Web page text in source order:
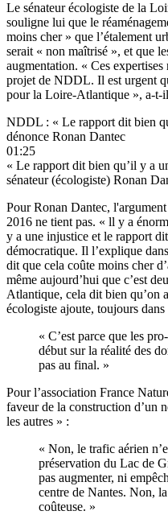
Le sénateur écologiste de la
souligne lui que le
moins cher » que l’étalement
serait « non maîtrisé », et que
augmentation. « Ces
projet de NDDL. Il est urgent
pour la Loire-Atlantique », a-t-
NDDL : « Le rapport dit bien
dénonce Ronan Dantec
01:25
« Le rapport dit bien qu’il y a
sénateur (écologiste) Ronan
Pour Ronan Dantec,
2016 ne tient pas. « ll y a
y a une injustice et le rapport
démocratique. Il l’explique
dit que cela coûte moins cher
même aujourd’hui que c’est
Atlantique, cela dit bien qu’on
écologiste ajoute, toujours dans
« C’est parce que les
début sur la réalité des
pas au final. »
Pour l’association France
faveur de la construction d’un
les autres » :
« Non, le trafic aérien
préservation du Lac de
pas augmenter, ni
centre de Nantes. Non,
coûteuse. »